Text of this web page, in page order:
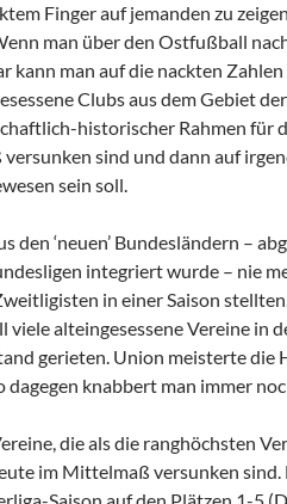
Finger auf jemanden zu
man über den Ostfußball
kann man auf die nackten
Clubs aus dem Gebiet
historischer Rahmen für
sind und dann auf
sein soll.
den ‘neuen’ Bundesländern –
integriert wurde – nie
in einer Saison
alteingesessene Vereine in
gerieten. Union meisterte die
dagegen knabbert man immer
die als die ranghöchsten
im Mittelmaß versunken sind.